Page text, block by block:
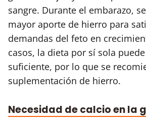
sangre. Durante el embarazo,
mayor aporte de hierro para
demandas del feto en
casos, la dieta por sí sola
suficiente, por lo que se
suplementación de hierro.
Necesidad de calcio en la